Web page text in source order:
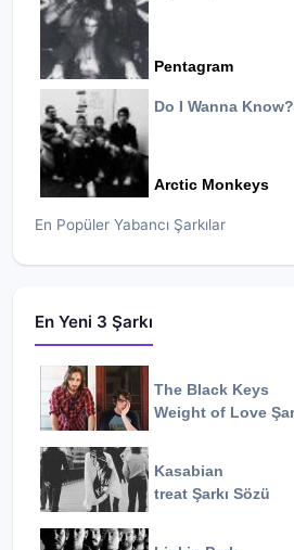
Pentagram
Do I Wanna Know?
Arctic Monkeys
En Popüler Yabancı Şarkılar
En Yeni 3 Şarkı
The Black Keys
Weight of Love
Kasabian
treat Şarkı Sözü